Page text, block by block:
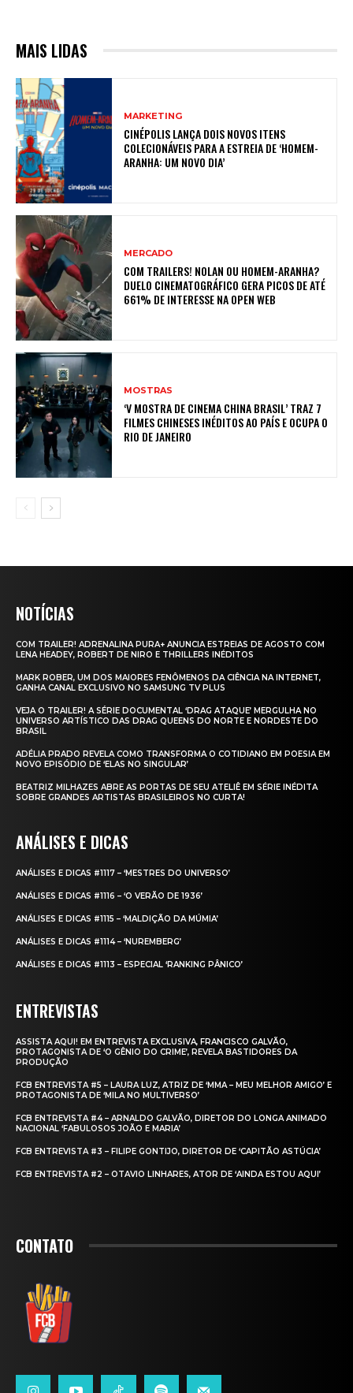
MAIS LIDAS
MARKETING
CINÉPOLIS LANÇA DOIS NOVOS ITENS
COLECIONÁVEIS PARA A ESTREIA DE ‘HOMEM-
ARANHA: UM NOVO DIA’
MERCADO
COM TRAILERS! NOLAN OU HOMEM-ARANHA?
DUELO CINEMATOGRÁFICO GERA PICOS DE ATÉ
661% DE INTERESSE NA OPEN WEB
MOSTRAS
‘V MOSTRA DE CINEMA CHINA BRASIL’ TRAZ 7
FILMES CHINESES INÉDITOS AO PAÍS E OCUPA O
RIO DE JANEIRO
NOTÍCIAS
COM TRAILER! ADRENALINA PURA+ ANUNCIA ESTREIAS DE AGOSTO COM
LENA HEADEY, ROBERT DE NIRO E THRILLERS INÉDITOS
MARK ROBER, UM DOS MAIORES FENÔMENOS DA CIÊNCIA NA INTERNET,
GANHA CANAL EXCLUSIVO NO SAMSUNG TV PLUS
VEJA O TRAILER! A SÉRIE DOCUMENTAL ‘DRAG ATAQUE’ MERGULHA NO
UNIVERSO ARTÍSTICO DAS DRAG QUEENS DO NORTE E NORDESTE DO
BRASIL
ADÉLIA PRADO REVELA COMO TRANSFORMA O COTIDIANO EM POESIA EM
NOVO EPISÓDIO DE ‘ELAS NO SINGULAR’
BEATRIZ MILHAZES ABRE AS PORTAS DE SEU ATELIÊ EM SÉRIE INÉDITA
SOBRE GRANDES ARTISTAS BRASILEIROS NO CURTA!
ANÁLISES E DICAS
ANÁLISES E DICAS #1117 – ‘MESTRES DO UNIVERSO’
ANÁLISES E DICAS #1116 – ‘O VERÃO DE 1936’
ANÁLISES E DICAS #1115 – ‘MALDIÇÃO DA MÚMIA’
ANÁLISES E DICAS #1114 – ‘NUREMBERG’
ANÁLISES E DICAS #1113 – ESPECIAL ‘RANKING PÂNICO’
ENTREVISTAS
ASSISTA AQUI! EM ENTREVISTA EXCLUSIVA, FRANCISCO GALVÃO,
PROTAGONISTA DE ‘O GÊNIO DO CRIME’, REVELA BASTIDORES DA
PRODUÇÃO
FCB ENTREVISTA #5 – LAURA LUZ, ATRIZ DE ‘MMA – MEU MELHOR AMIGO’ E
PROTAGONISTA DE ‘MILA NO MULTIVERSO’
FCB ENTREVISTA #4 – ARNALDO GALVÃO, DIRETOR DO LONGA ANIMADO
NACIONAL ‘FABULOSOS JOÃO E MARIA’
FCB ENTREVISTA #3 – FILIPE GONTIJO, DIRETOR DE ‘CAPITÃO ASTÚCIA’
FCB ENTREVISTA #2 – OTAVIO LINHARES, ATOR DE ‘AINDA ESTOU AQUI’
CONTATO